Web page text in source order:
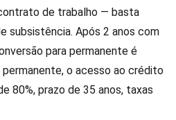
de trabalho — basta
subsistência. Após 2 anos com
para permanente é
o acesso ao crédito
80%, prazo de 35 anos, taxas